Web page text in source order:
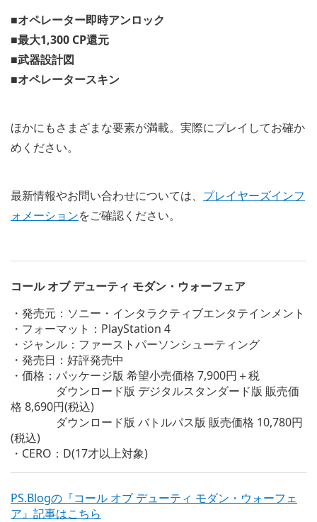
■オペレーター即時アンロック
■最大1,300 CP還元
■武器設計図
■オペレータースキン
ほかにもさまざまな要素が満載。実際にプレイしてお確か
めください。
最新情報やお問い合わせについては、 プレイヤーズインフ
ォメーションをご確認ください。
コール オブ デューティ モダン・ウォーフェア
・発売元：ソニー・インタラクティブエンタテインメント
・フォーマット：PlayStation 4
・ジャンル：ファーストパーソンシューティング
・発売日：好評発売中
・価格：パッケージ版 希望小売価格 7,900円＋税
ダウンロード版 デジタルスタンダード版 販売価
格 8,690円(税込)
ダウンロード版 バトルパス版 販売価格 10,780円
(税込)
・CERO：D(17才以上対象)
PS.Blogの『コール オブ デューティ モダン・ウォーフェ
ア』記事はこちら